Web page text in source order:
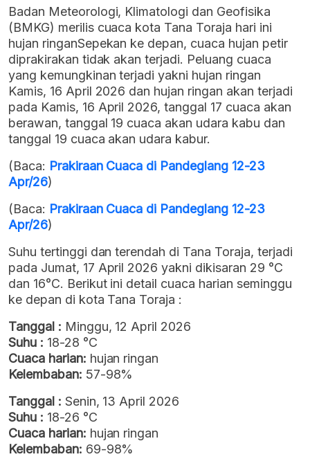
Badan Meteorologi, Klimatologi dan Geofisika
(BMKG) merilis cuaca kota Tana Toraja hari ini
hujan ringanSepekan ke depan, cuaca hujan petir
diprakirakan tidak akan terjadi. Peluang cuaca
yang kemungkinan terjadi yakni hujan ringan
Kamis, 16 April 2026 dan hujan ringan akan terjadi
pada Kamis, 16 April 2026, tanggal 17 cuaca akan
berawan, tanggal 19 cuaca akan udara kabu dan
tanggal 19 cuaca akan udara kabur.
(Baca: Prakiraan Cuaca di Pandeglang 12-23
Apr/26)
(Baca: Prakiraan Cuaca di Pandeglang 12-23
Apr/26)
Suhu tertinggi dan terendah di Tana Toraja, terjadi
pada Jumat, 17 April 2026 yakni dikisaran 29 °C
dan 16°C. Berikut ini detail cuaca harian seminggu
ke depan di kota Tana Toraja :
Tanggal : Minggu, 12 April 2026
Suhu : 18-28 °C
Cuaca harian: hujan ringan
Kelembaban: 57-98%
Tanggal : Senin, 13 April 2026
Suhu : 18-26 °C
Cuaca harian: hujan ringan
Kelembaban: 69-98%